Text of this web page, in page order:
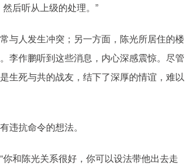
后听从上级的处理。”
与人发生冲突；另一方面，陈光所居住的楼
李作鹏听到这些消息，内心深感震惊。尽管
生死与共的战友，结下了深厚的情谊，难以
违抗命令的想法。
和陈光关系很好，你可以设法带他出去走